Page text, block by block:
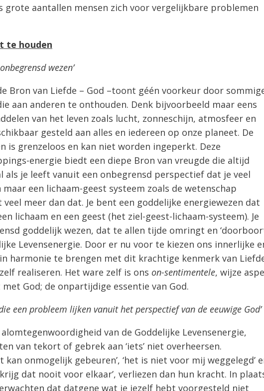
grote aantallen mensen zich voor vergelijkbare problemen
te houden
wezen’
Bron van Liefde – God –toont géén voorkeur door
aan anderen te onthouden. Denk bijvoorbeeld maar eens
van het leven zoals lucht, zonneschijn, atmosfeer en
gesteld aan alles en iedereen op onze planeet. De
is grenzeloos en kan niet worden ingeperkt. Deze
energie biedt een diepe Bron van vreugde die altijd
als je leeft vanuit een onbegrensd perspectief dat je veel
een lichaam-geest systeem zoals de wetenschap
meer dan dat. Je bent een goddelijke energiewezen dat
lichaam en een geest (het ziel-geest-lichaam-systeem). Je
goddelijk wezen, dat te allen tijde omringt en
Levensenergie. Door er nu voor te kiezen ons innerlijke
harmonie te brengen met dit krachtige kenmerk van
realiseren. Het ware zelf is ons on-sentimentele, wijze
God; de onpartijdige essentie van God.
een probleem lijken vanuit het perspectief van de eeuwige God’
van de Goddelijke Levensenergie,
van tekort of gebrek aan ‘iets’ niet overheersen.
kan onmogelijk gebeuren’, ‘het is niet voor mij weggelegd’
dat nooit voor elkaar’, verliezen dan hun kracht. In
dat datgene wat je jezelf hebt voorgesteld niet